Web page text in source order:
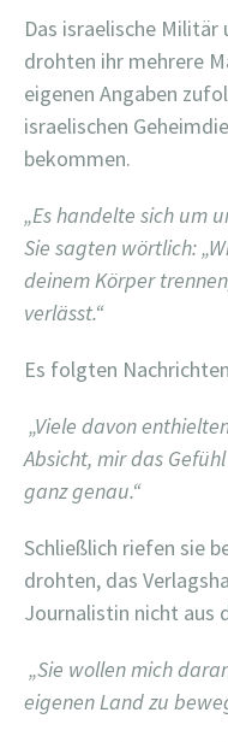
Das israelische
drohten ihr mehrere
eigenen Angaben
israelischen
bekommen.
„Es handelte sich um
Sie sagten wörtlich:
deinem Körper
verlässt.“
Es folgten
„Viele davon
Absicht, mir das
ganz genau.“
Schließlich riefen sie
drohten, das
Journalistin nicht aus
„Sie wollen mich
eigenen Land zu